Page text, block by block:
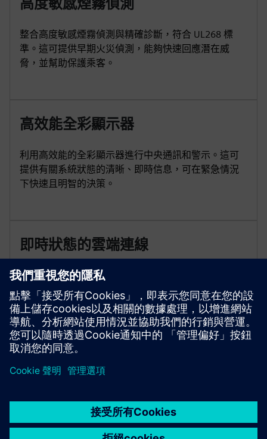
整合高度敏感煙霧偵測與精確診斷，符合 UL268 標
準。這可提供早期火災偵測，能夠快速回應潛在威
脅，並幫助保護乘客。
高效能全彩顯示器
利用高效能的全彩顯示器進行中央通訊和警示。這可
提供有關系統狀態的清晰、即時信息，可在緊急情況
下快速且明智的決策。
即時狀態的雲端連線
利用雲端連線功能，實現即時事件狀態，以及更快、
更智慧的回應。遠端存取您的系統，以持續監控和有
效管理消防安全操作。